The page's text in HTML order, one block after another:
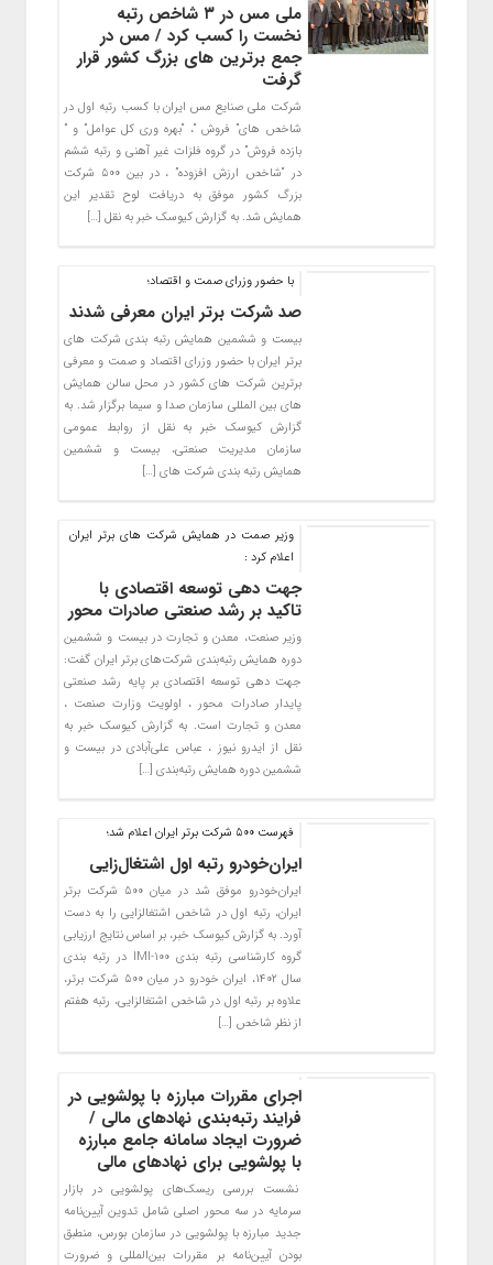
ملی مس در ۳ شاخص رتبه
نخست را کسب کرد / مس در
جمع برترین های بزرگ کشور قرار
گرفت
شرکت ملی صنایع مس ایران با کسب رتبه اول در
شاخص های” فروش “، “بهره وری کل عوامل” و ”
بازده فروش” در گروه فلزات غیر آهنی و رتبه ششم
در “شاخص ارزش افزوده” ، در بین ۵۰۰ شرکت
بزرگ کشور موفق به دریافت لوح تقدیر این
همایش شد. به گزارش کیوسک خبر به نقل […]
با حضور وزرای صمت و اقتصاد؛
صد شرکت برتر ایران معرفی شدند
بیست و ششمین همایش رتبه بندی شرکت های
برتر ایران با حضور وزرای اقتصاد و صمت و معرفی
برترین شرکت های کشور در محل سالن همایش
های بین المللی سازمان صدا و سیما برگزار شد. به
گزارش کیوسک خبر به نقل از روابط عمومی
سازمان مدیریت صنعتی، بیست و ششمین
همایش رتبه بندی شرکت های […]
وزیر صمت در همایش شرکت های برتر ایران
اعلام کرد :
جهت دهی توسعه اقتصادی با
تاکید بر رشد صنعتی صادرات محور
وزیر صنعت، معدن و تجارت در بیست و ششمین
دوره همایش رتبه‌بندی شرکت‌های برتر ایران گفت:
جهت دهی توسعه اقتصادی بر پایه رشد صنعتی
پایدار صادرات محور ، اولویت وزارت صنعت ،
معدن و تجارت است. به گزارش کیوسک خبر به
نقل از ایدرو نیوز ، عباس علی‌آبادی در بیست و
ششمین دوره همایش رتبه‌بندی […]
فهرست ۵۰۰ شرکت برتر ایران اعلام شد؛
ایران‌خودرو رتبه اول اشتغال‌زایی
ایران‌خودرو موفق شد در میان ۵۰۰ شرکت برتر
ایران، رتبه اول در شاخص اشتغالزایی را به دست
آورد. به گزارش کیوسک خبر، بر اساس نتایج ارزیابی
گروه کارشناسی رتبه بندی IMI-100 در رتبه بندی
سال ۱۴۰۲، ایران خودرو در میان ۵۰۰ شرکت برتر،
علاوه بر رتبه اول در شاخص اشتغالزایی، رتبه هفتم
از نظر شاخص […]
اجرای مقررات مبارزه با پولشویی در
فرایند رتبه‌بندی نهادهای مالی /
ضرورت ایجاد سامانه جامع مبارزه
با پولشویی برای نهادهای مالی
نشست بررسی ریسک‌های پولشویی در بازار
سرمایه در سه محور اصلی شامل تدوین آیین‌نامه
جدید مبارزه با پولشویی در سازمان بورس، منطبق
بودن آیین‌نامه بر مقررات بین‌المللی و ضرورت